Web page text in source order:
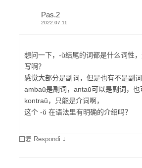
Pas.2
2022.07.11
想问一下，-ŭ结尾的词都是什么词性
写啊？
感觉大部分是副词，但是也有不是副
ambaŭ是副词，antaŭ可以是副词，
kontraŭ，只能是介词啊，
这个 -ŭ 在语法里有明确的介绍吗？
回复 Respondi ↓